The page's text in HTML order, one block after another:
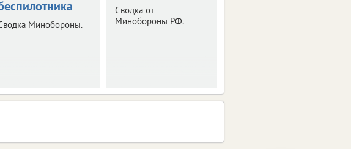
Минобороны.
Сводка от
Минобороны РФ.